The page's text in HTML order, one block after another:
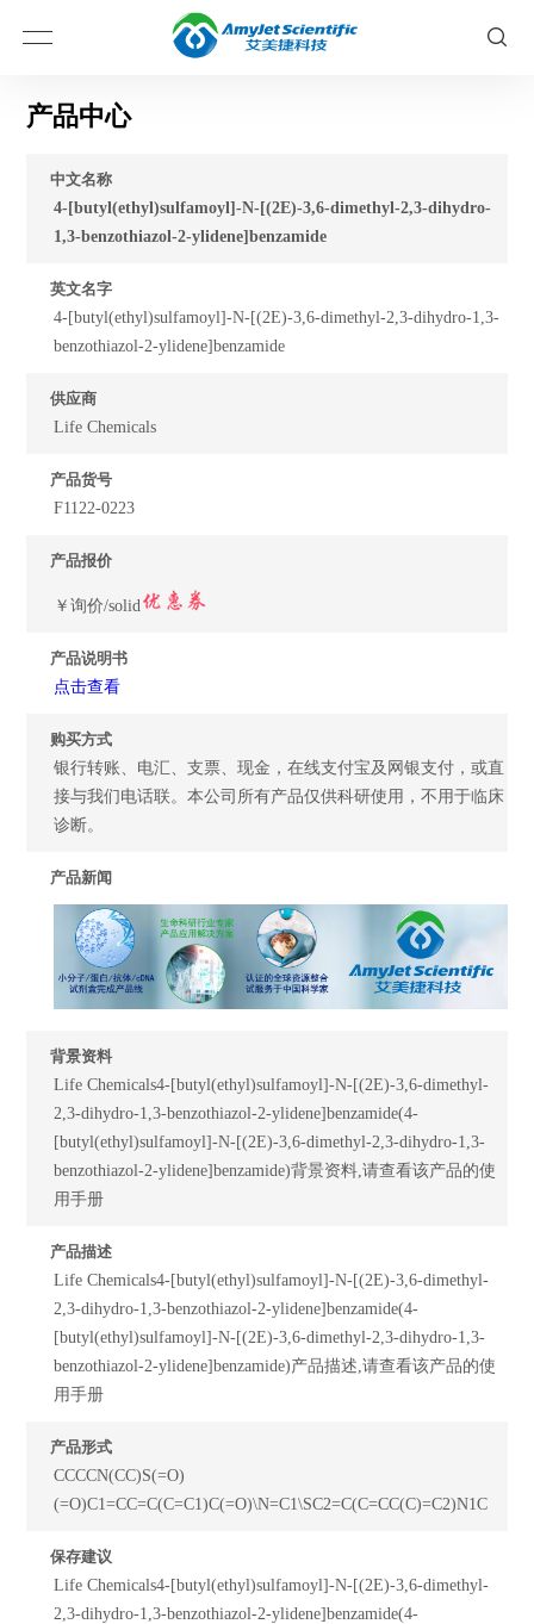
产品中心
中文名称
4-[butyl(ethyl)sulfamoyl]-N-[(2E)-3,6-dimethyl-2,3-dihydro-
1,3-benzothiazol-2-ylidene]benzamide
英文名字
4-[butyl(ethyl)sulfamoyl]-N-[(2E)-3,6-dimethyl-2,3-dihydro-1,3-
benzothiazol-2-ylidene]benzamide
供应商
Life Chemicals
产品货号
F1122-0223
产品报价
￥询价/solid
产品说明书
点击查看
购买方式
银行转账、电汇、支票、现金，在线支付宝及网银支付，或直
接与我们电话联。本公司所有产品仅供科研使用，不用于临床
诊断。
产品新闻
背景资料
Life Chemicals4-[butyl(ethyl)sulfamoyl]-N-[(2E)-3,6-dimethyl-
2,3-dihydro-1,3-benzothiazol-2-ylidene]benzamide(4-
[butyl(ethyl)sulfamoyl]-N-[(2E)-3,6-dimethyl-2,3-dihydro-1,3-
benzothiazol-2-ylidene]benzamide)背景资料,请查看该产品的使
用手册
产品描述
Life Chemicals4-[butyl(ethyl)sulfamoyl]-N-[(2E)-3,6-dimethyl-
2,3-dihydro-1,3-benzothiazol-2-ylidene]benzamide(4-
[butyl(ethyl)sulfamoyl]-N-[(2E)-3,6-dimethyl-2,3-dihydro-1,3-
benzothiazol-2-ylidene]benzamide)产品描述,请查看该产品的使
用手册
产品形式
CCCCN(CC)S(=O)
(=O)C1=CC=C(C=C1)C(=O)\N=C1\SC2=C(C=CC(C)=C2)N1C
保存建议
Life Chemicals4-[butyl(ethyl)sulfamoyl]-N-[(2E)-3,6-dimethyl-
2,3-dihydro-1,3-benzothiazol-2-ylidene]benzamide(4-